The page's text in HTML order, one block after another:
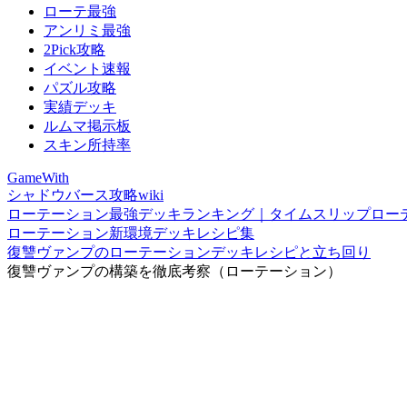
ローテ最強
アンリミ最強
2Pick攻略
イベント速報
パズル攻略
実績デッキ
ルムマ掲示板
スキン所持率
GameWith
シャドウバース攻略wiki
ローテーション最強デッキランキング｜タイムスリップロー
ローテーション新環境デッキレシピ集
復讐ヴァンプのローテーションデッキレシピと立ち回り
復讐ヴァンプの構築を徹底考察（ローテーション）